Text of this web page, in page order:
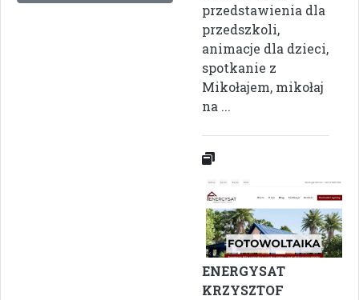
przedstawienia dla
przedszkoli,
animacje dla dzieci,
spotkanie z
Mikołajem, mikołaj
na ...
ENERGYSAT
KRZYSZTOF